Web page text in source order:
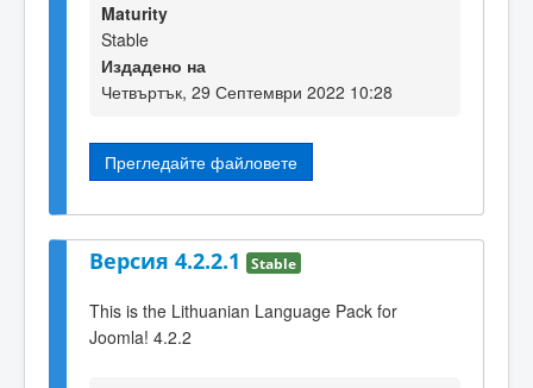
Maturity
Stable
Издадено на
Четвъртък, 29 Септември 2022 10:28
Прегледайте файловете
Версия 4.2.2.1 Stable
This is the Lithuanian Language Pack for
Joomla! 4.2.2